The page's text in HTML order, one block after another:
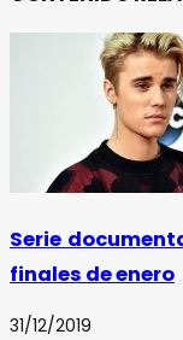
Serie
finales de enero
31/12/2019